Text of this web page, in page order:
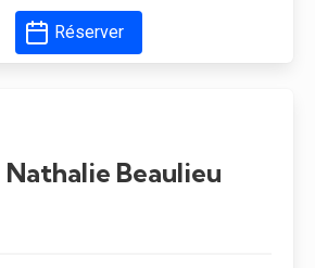
Réserver
Nathalie Beaulieu